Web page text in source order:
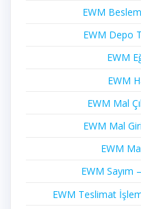
EWM
EWM Depo
EWM
EWM
EWM Mal
EWM Mal
EWM
EWM Sayım
EWM Teslimat